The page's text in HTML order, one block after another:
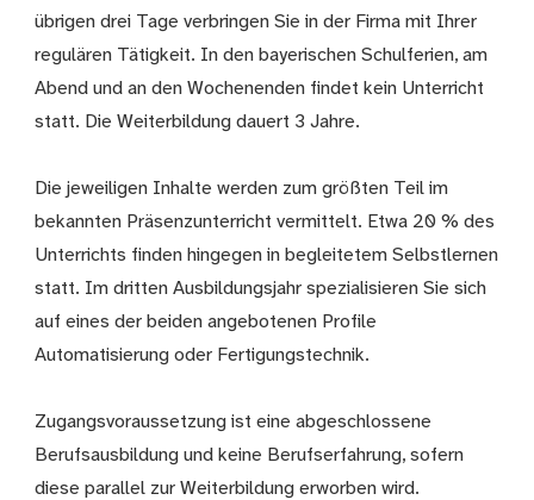
übrigen drei Tage verbringen Sie in der Firma mit Ihrer
regulären Tätigkeit. In den bayerischen Schulferien, am
Abend und an den Wochenenden findet kein Unterricht
statt. Die Weiterbildung dauert 3 Jahre.
Die jeweiligen Inhalte werden zum größten Teil im
bekannten Präsenzunterricht vermittelt. Etwa 20 % des
Unterrichts finden hingegen in begleitetem Selbstlernen
statt. Im dritten Ausbildungsjahr spezialisieren Sie sich
auf eines der beiden angebotenen Profile
Automatisierung oder Fertigungstechnik.
Zugangsvoraussetzung ist eine abgeschlossene
Berufsausbildung und keine Berufserfahrung, sofern
diese parallel zur Weiterbildung erworben wird.